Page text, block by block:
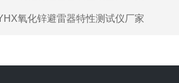
氧化锌避雷器特性测试仪厂家